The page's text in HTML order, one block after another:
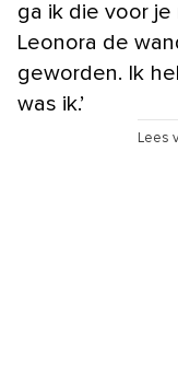
ga ik die voor je
Leonora de
geworden. Ik
was ik.’
Lees